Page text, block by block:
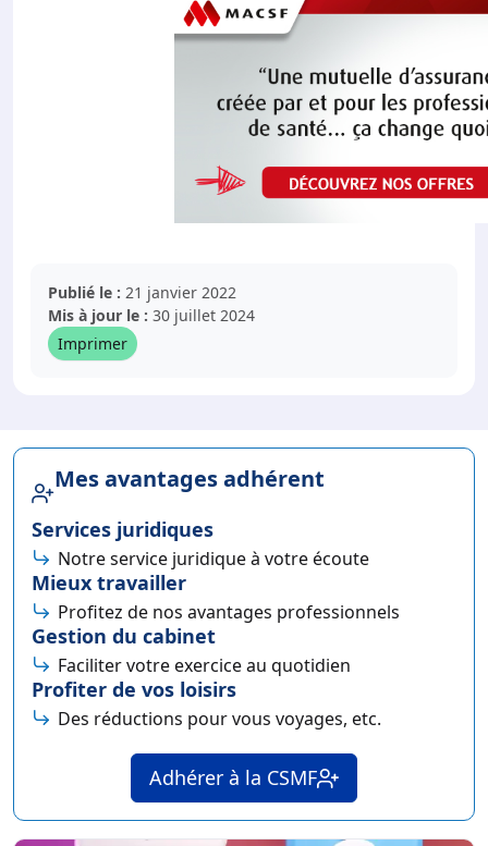
Publié le : 21 janvier 2022
Mis à jour le : 30 juillet 2024
Imprimer
Mes avantages adhérent
Services juridiques
Notre service juridique à votre écoute
Mieux travailler
Profitez de nos avantages professionnels
Gestion du cabinet
Faciliter votre exercice au quotidien
Profiter de vos loisirs
Des réductions pour vous voyages, etc.
Adhérer à la CSMF